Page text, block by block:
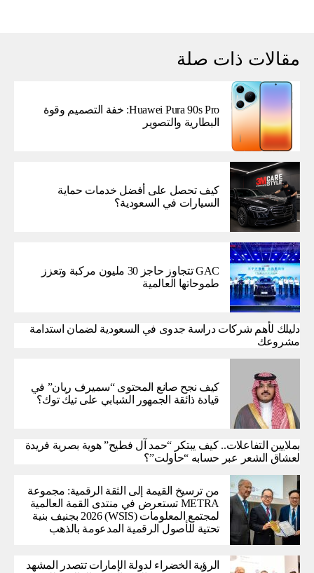
مقالات ذات صلة
Huawei Pura 90s Pro: خفة التصميم وقوة
البطارية والتصوير
كيف تحصل على أفضل خدمات حماية
السيارات في السعودية؟
GAC تتجاوز حاجز 30 مليون مركبة وتعزز
طموحاتها العالمية
دليلك لأهم شركات دراسة جدوى في السعودية لضمان استدامة
مشروعك
كيف نجح صانع المحتوى “سميرف ريان” في
قيادة ذائقة الجمهور الشبابي على تيك توك؟
بملايين التفاعلات.. كيف يبتكر “حمد آل فطيح” هوية بصرية فريدة
لعشاق الشعر عبر حسابه “حاولت”؟
من ترسيخ القيمة إلى الثقة الرقمية: مجموعة
METRA تستعرض في منتدى القمة العالمية
لمجتمع المعلومات (WSIS) 2026 بجنيف بنية
تحتية للأصول الرقمية المدعومة بالذهب
الرؤية الخضراء لدولة الإمارات تتصدر المشهد